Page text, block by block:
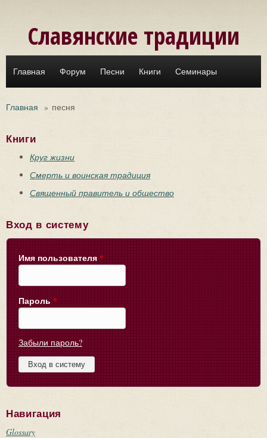
Славянские традиции
Главная Форум Песни Книги Семинары
Главная » песня
Книги
Круг жизни
Смерть и воинская традиция
Священный правитель и общество
Вход в систему
Имя пользователя *
Пароль *
Забыли пароль?
Навигация
Glossary